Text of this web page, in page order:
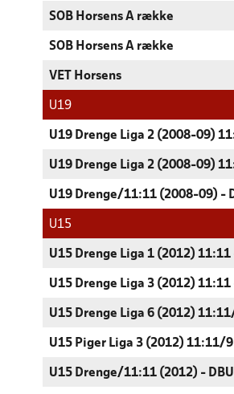
SOB Horsens A række
SOB Horsens A række
VET Horsens
U19
U19 Drenge Liga 2 (2008-09)
U19 Drenge Liga 2 (2008-09)
U19 Drenge/11:11 (2008-09) -
U15
U15 Drenge Liga 1 (2012)
U15 Drenge Liga 3 (2012)
U15 Drenge Liga 6 (2012)
U15 Piger Liga 3 (2012) 11:11/
U15 Drenge/11:11 (2012) -